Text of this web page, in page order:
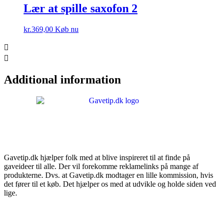
Lær at spille saxofon 2
kr.369,00 Køb nu
Additional information
Gavetip.dk hjælper folk med at blive inspireret til at finde på
gaveideer til alle. Der vil forekomme reklamelinks på mange af
produkterne. Dvs. at Gavetip.dk modtager en lille kommission, hvis
det fører til et køb. Det hjælper os med at udvikle og holde siden ved
lige.